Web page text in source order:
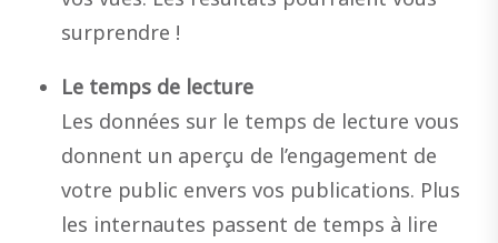
surprendre !
Le temps de lecture
Les données sur le temps de lecture vous
donnent un aperçu de l’engagement de
votre public envers vos publications. Plus
les internautes passent de temps à lire